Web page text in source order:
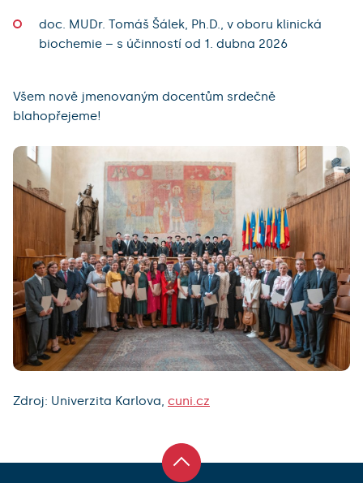
doc. MUDr. Tomáš Šálek, Ph.D., v oboru klinická
biochemie – s účinností od 1. dubna 2026
Všem nově jmenovaným docentům srdečně
blahopřejeme!
Zdroj: Univerzita Karlova, cuni.cz